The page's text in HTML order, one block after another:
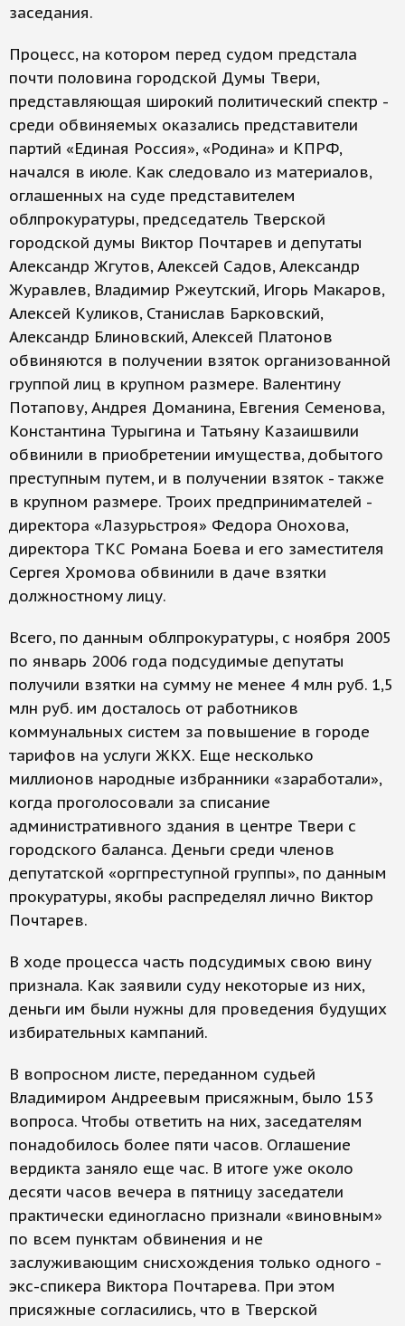
заседания.
Процесс, на котором перед судом предстала
почти половина городской Думы Твери,
представляющая широкий политический спектр -
среди обвиняемых оказались представители
партий «Единая Россия», «Родина» и КПРФ,
начался в июле. Как следовало из материалов,
оглашенных на суде представителем
облпрокуратуры, председатель Тверской
городской думы Виктор Почтарев и депутаты
Александр Жгутов, Алексей Садов, Александр
Журавлев, Владимир Ржеутский, Игорь Макаров,
Алексей Куликов, Станислав Барковский,
Александр Блиновский, Алексей Платонов
обвиняются в получении взяток организованной
группой лиц в крупном размере. Валентину
Потапову, Андрея Доманина, Евгения Семенова,
Константина Турыгина и Татьяну Казаишвили
обвинили в приобретении имущества, добытого
преступным путем, и в получении взяток - также
в крупном размере. Троих предпринимателей -
директора «Лазурьстроя» Федора Онохова,
директора ТКС Романа Боева и его заместителя
Сергея Хромова обвинили в даче взятки
должностному лицу.
Всего, по данным облпрокуратуры, с ноября 2005
по январь 2006 года подсудимые депутаты
получили взятки на сумму не менее 4 млн руб. 1,5
млн руб. им досталось от работников
коммунальных систем за повышение в городе
тарифов на услуги ЖКХ. Еще несколько
миллионов народные избранники «заработали»,
когда проголосовали за списание
административного здания в центре Твери с
городского баланса. Деньги среди членов
депутатской «оргпреступной группы», по данным
прокуратуры, якобы распределял лично Виктор
Почтарев.
В ходе процесса часть подсудимых свою вину
признала. Как заявили суду некоторые из них,
деньги им были нужны для проведения будущих
избирательных кампаний.
В вопросном листе, переданном судьей
Владимиром Андреевым присяжным, было 153
вопроса. Чтобы ответить на них, заседателям
понадобилось более пяти часов. Оглашение
вердикта заняло еще час. В итоге уже около
десяти часов вечера в пятницу заседатели
практически единогласно признали «виновным»
по всем пунктам обвинения и не
заслуживающим снисхождения только одного -
экс-спикера Виктора Почтарева. При этом
присяжные согласились, что в Тверской